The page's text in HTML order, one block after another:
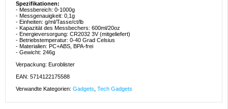
Spezifikationen:
- Messbereich: 0-1000g
- Messgenauigkeit: 0,1g
- Einheiten: g/ml/Tasse/ct/lb
- Kapazität des Messbechers: 600ml/20oz
- Energieversorgung: CR2032 3V (mitgeliefert)
- Betriebstemperatur: 0-40 Grad Celsius
- Materialien: PC+ABS, BPA-frei
- Gewicht: 246g
Verpackung: Euroblister
EAN: 5714122175588
Verwandte Kategorien: Gadgets Tech Gadgets